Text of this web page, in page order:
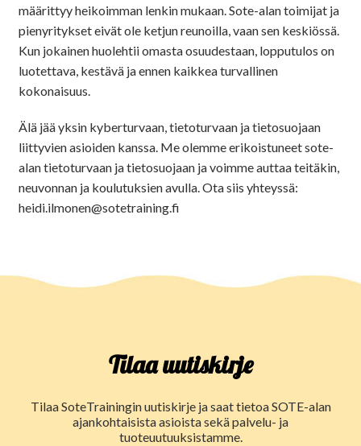
määrittyy heikoimman lenkin mukaan. Sote-alan toimijat ja
pienyritykset eivät ole ketjun reunoilla, vaan sen keskiössä.
Kun jokainen huolehtii omasta osuudestaan, lopputulos on
luotettava, kestävä ja ennen kaikkea turvallinen
kokonaisuus.
Älä jää yksin kyberturvaan, tietoturvaan ja tietosuojaan
liittyvien asioiden kanssa. Me olemme erikoistuneet sote-
alan tietoturvaan ja tietosuojaan ja voimme auttaa teitäkin,
neuvonnan ja koulutuksien avulla. Ota siis yhteyssä:
heidi.ilmonen@sotetraining.fi
Tilaa uutiskirje
Tilaa SoteTrainingin uutiskirje ja saat tietoa SOTE-alan
ajankohtaisista asioista sekä palvelu- ja
tuoteuutuuksistamme.